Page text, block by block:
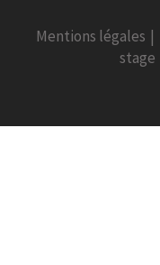
Mentions légales |
stage